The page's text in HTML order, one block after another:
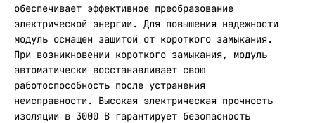
обеспечивает эффективное преобразование
электрической энергии. Для повышения надежности
модуль оснащен защитой от короткого замыкания.
При возникновении короткого замыкания, модуль
автоматически восстанавливает свою
работоспособность после устранения
неисправности. Высокая электрическая прочность
изоляции в 3000 В гарантирует безопасность